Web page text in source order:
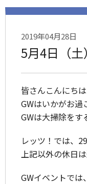
2019年04月28日
5月4日（
皆さんこんにちは
GWはいかがお過
GWは大掃除をす
レッツ！では、
上記以外の休日
GWイベントでは